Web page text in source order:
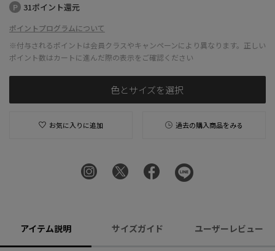
31ポイント還元
ポイントプログラムについて
※付与されるポイントは会員クラスやキャンペーンにより異なります。正しい
ポイント数はカートに進んだ際の表示をご確認ください
色とサイズを選択
お気に入りに追加 過去の購入商品をみる
アイテム説明 サイズガイド ユーザーレビュー